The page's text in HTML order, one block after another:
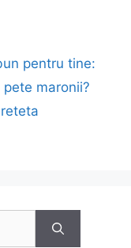
pentru tine:
maronii?